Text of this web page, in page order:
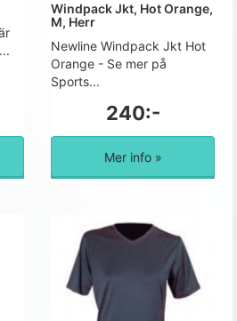
Windpack Jkt, Hot Orange,
M, Herr
Newline Windpack Jkt Hot
Orange - Se mer på
Sports...
240:-
Mer info »